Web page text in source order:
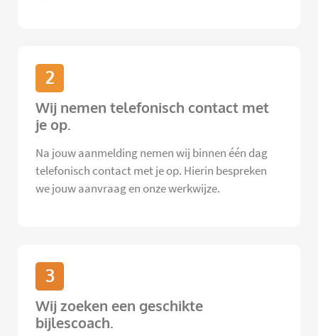
2
Wij nemen telefonisch contact met
je op.
Na jouw aanmelding nemen wij binnen één dag
telefonisch contact met je op. Hierin bespreken
we jouw aanvraag en onze werkwijze.
3
Wij zoeken een geschikte
bijlescoach.